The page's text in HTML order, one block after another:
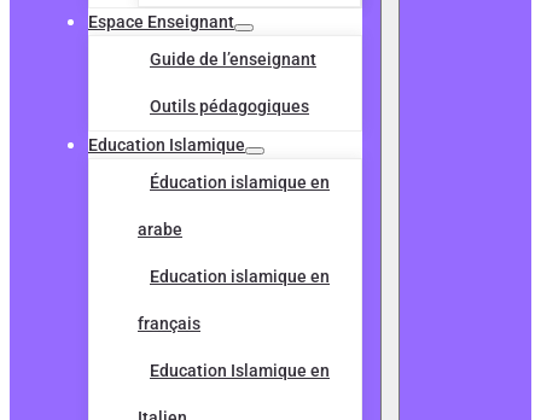
Espace Enseignant
Guide de l’enseignant
Outils pédagogiques
Education Islamique
Éducation islamique en
arabe
Education islamique en
français
Education Islamique en